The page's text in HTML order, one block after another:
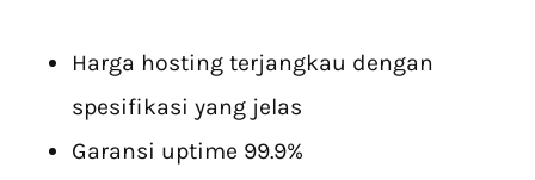
Harga hosting terjangkau dengan
spesifikasi yang jelas
Garansi uptime 99.9%